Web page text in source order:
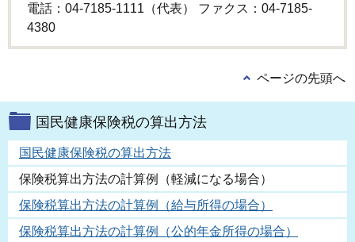
電話：04-7185-1111（代表） ファクス：04-7185-
4380
ページの先頭へ
国民健康保険税の算出方法
国民健康保険税の算出方法
保険税算出方法の計算例（軽減になる場合）
保険税算出方法の計算例（給与所得の場合）
保険税算出方法の計算例（公的年金所得の場合）